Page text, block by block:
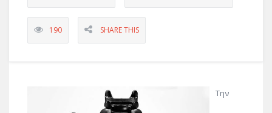
190 SHARE THIS
Την